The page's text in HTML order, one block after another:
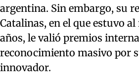
argentina. Sin embargo, su
Catalinas, en el que estuvo
años, le valió premios
reconocimiento masivo por
innovador.